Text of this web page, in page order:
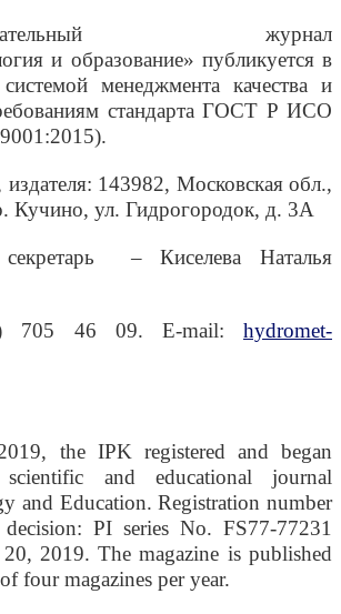
журнал
и образование» публикуется в
менеджмента качества и
стандарта ГОСТ Р ИСО
143982, Московская обл.,
Кучино, ул. Гидрогородок, д. 3А
секретарь – Киселева Наталья
705 46 09. E-mail: hydromet-
the IPK registered and began
and educational journal
and Education. Registration number
PI series No. FS77-77231
2019. The magazine is published
four magazines per year.